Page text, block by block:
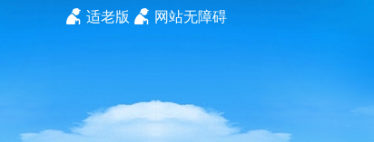
网站无障碍
适老版